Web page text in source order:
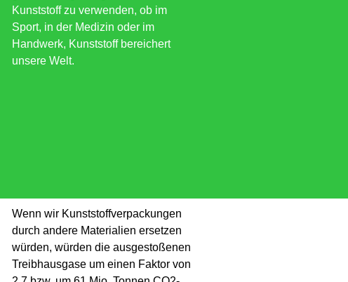
Kunststoff zu verwenden, ob im
Sport, in der Medizin oder im
Handwerk, Kunststoff bereichert
unsere Welt.
Wenn wir Kunststoffverpackungen
durch andere Materialien ersetzen
würden, würden die ausgestoßenen
Treibhausgase um einen Faktor von